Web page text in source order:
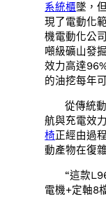
系統櫃墜，
現了電動化
機電動化公
噸級礦山發
效力高達
的油挖每年
從傳統
航與充電效
椅正經由過
動產物在復
“這款
電機+定軸8